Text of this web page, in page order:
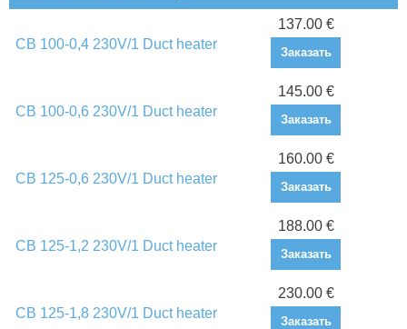
CB 100-0,4 230V/1 Duct heater
137.00 €
Заказать
CB 100-0,6 230V/1 Duct heater
145.00 €
Заказать
CB 125-0,6 230V/1 Duct heater
160.00 €
Заказать
CB 125-1,2 230V/1 Duct heater
188.00 €
Заказать
CB 125-1,8 230V/1 Duct heater
230.00 €
Заказать